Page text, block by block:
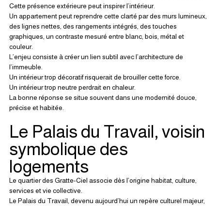
Cette présence extérieure peut inspirer l’intérieur.
Un appartement peut reprendre cette clarté par des murs lumineux,
des lignes nettes, des rangements intégrés, des touches
graphiques, un contraste mesuré entre blanc, bois, métal et
couleur.
L’enjeu consiste à créer un lien subtil avec l’architecture de
l’immeuble.
Un intérieur trop décoratif risquerait de brouiller cette force.
Un intérieur trop neutre perdrait en chaleur.
La bonne réponse se situe souvent dans une modernité douce,
précise et habitée.
Le Palais du Travail, voisin
symbolique des
logements
Le quartier des Gratte-Ciel associe dès l’origine habitat, culture,
services et vie collective.
Le Palais du Travail, devenu aujourd’hui un repère culturel majeur,